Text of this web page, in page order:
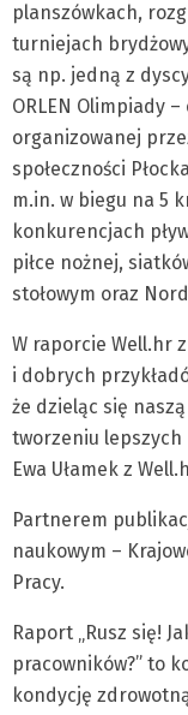
planszówkach,
turniejach
są np. jedną z
ORLEN Olimpiady
organizowanej
społeczności
m.in. w biegu na 5
konkurencjach
piłce nożnej,
stołowym oraz
W raporcie Well.hr
i dobrych
że dzieląc się
tworzeniu lepszych
Ewa Ułamek z
Partnerem
naukowym –
Pracy.
Raport „Rusz się!
pracowników?” to
kondycję